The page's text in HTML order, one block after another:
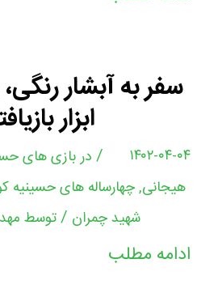
سفر به آبشار
ابزار
۱۴۰۲-۰۴-۰۴ / دربازی های
هیجانی,چهارساله های حسینیه
شهید چمران /توسط
ادامه مطلب